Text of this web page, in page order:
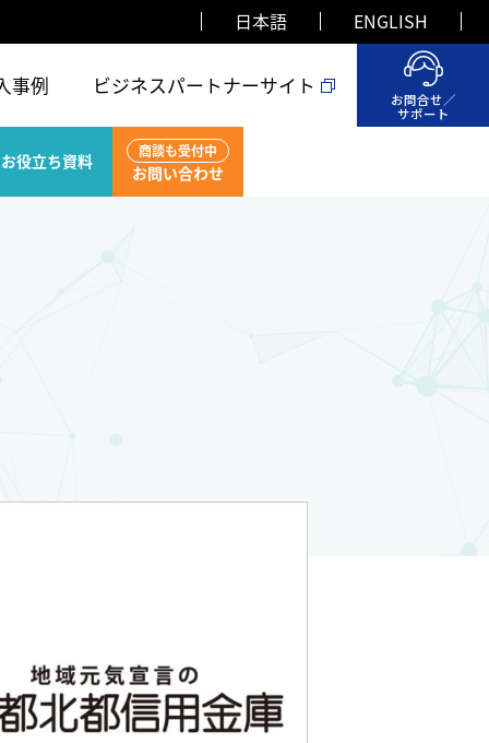
日本語 ENGLISH
事例 ビジネスパートナーサイト
お問合せ／
サポート
お役立ち資料
商談も受付中
お問い合わせ